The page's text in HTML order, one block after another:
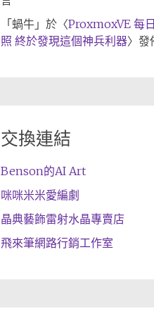
「 蝸牛」於〈ProxmoxVE 每
照 終於發現這個神兵利器〉發
交換連結
Benson的AI Art
咪咪米米愛編劇
晶典藝飾雷射水晶專賣店
飛來筆網路行銷工作室